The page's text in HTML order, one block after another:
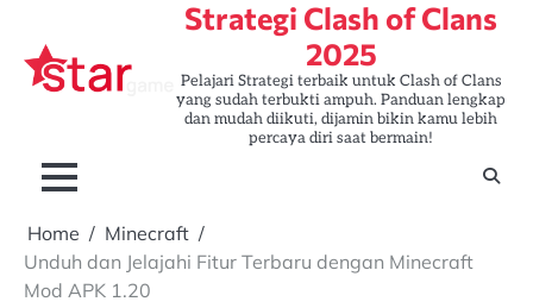
content
Strategi Clash of Clans
2025
Pelajari Strategi terbaik untuk Clash of Clans
yang sudah terbukti ampuh. Panduan lengkap
dan mudah diikuti, dijamin bikin kamu lebih
percaya diri saat bermain!
Home
Minecraft
Unduh dan Jelajahi Fitur Terbaru dengan Minecraft
Mod APK 1.20